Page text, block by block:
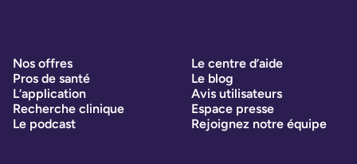
Nos offres
Pros de santé
L’application
Recherche clinique
Le podcast
Le centre d’aide
Le blog
Avis utilisateurs
Espace presse
Rejoignez notre équipe